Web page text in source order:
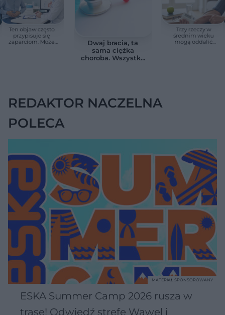
Ten objaw często
przypisuje się
zaparciom. Może
Dwaj bracia, ta
sama ciężka
choroba. Wszystko
Trzy rzeczy w
średnim wieku
mogą oddalić
REDAKTOR NACZELNA
POLECA
ESKA Summer Camp 2026 rusza w
trasę! Odwiedź strefę Wawel i
MATERIAŁ SPONSOROWANY